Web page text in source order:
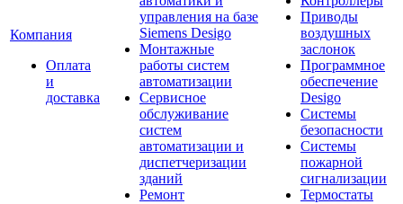
Компания
Оплата
и
доставка
управления на базе
Siemens Desigo
Монтажные
работы систем
автоматизации
Сервисное
обслуживание
систем
автоматизации и
диспетчеризации
зданий
Ремонт
Приводы
воздушных
заслонок
Программное
обеспечение
Desigo
Системы
безопасности
Системы
пожарной
сигнализации
Термостаты